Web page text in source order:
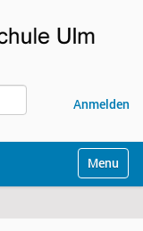
Anmelden
Toggle